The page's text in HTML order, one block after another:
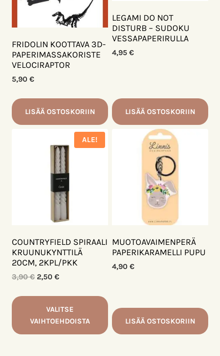
FRIDOLIN KOOTTAVA 3D-
PAPERIMASSAKORISTE
VELOCIRAPTOR
5,90 €
LISÄÄ OSTOSKORIIN
LEGAMI DO NOT
DISTURB – SUDOKU
VESSAPAPERIRULLA
4,95 €
LISÄÄ OSTOSKORIIN
ALE!
COUNTRYFIELD SPIRAALI
KRUUNUKYNTTILÄ
20CM, 2KPL/PKK
3,90€ Alkuperäinen
oli:
3,90 €.
2,50 €Nykyinen
on:
2,50 €.
VALITSE
VAIHTOEHDOISTA
MUOTOAVAIMENPERÄ
PAPERIKARAMELLI PUPU
4,90 €
LISÄÄ OSTOSKORIIN